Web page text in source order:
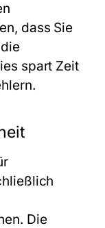
dass Sie
spart Zeit
Die